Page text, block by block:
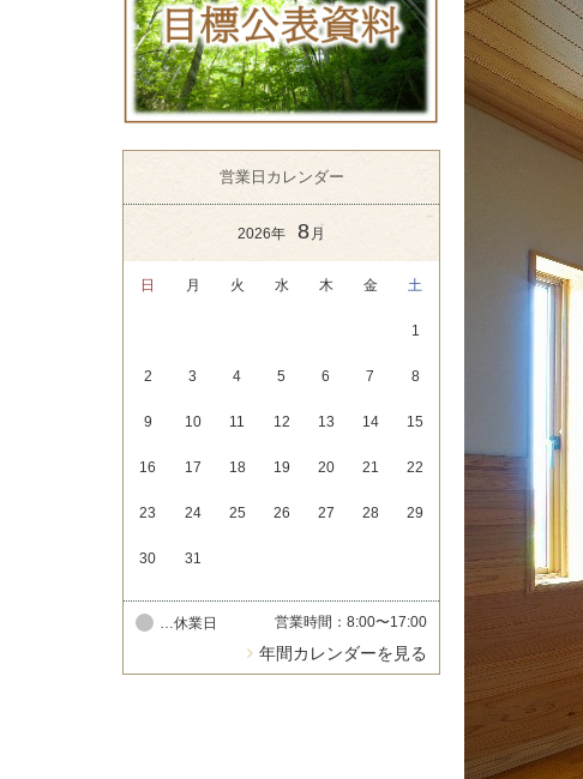
営業日カレンダー
2026年 8 月
日 月 火 水 木 金 土
1
2 3 4 5 6 7 8
9 10 11 12 13 14 15
16 17 18 19 20 21 22
23 24 25 26 27 28 29
30 31
…休業日
営業時間：8:00〜17:00
年間カレンダーを見る